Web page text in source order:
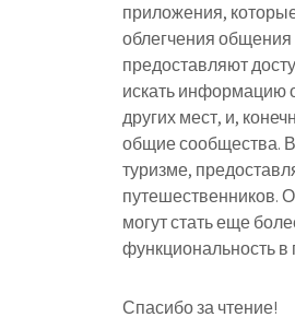
приложения,
облегчения
предоставляют
искать информацию
других мест, и,
общие сообщества.
туризме,
путешественников.
могут стать еще
функциональность в
Спасибо за чтение!